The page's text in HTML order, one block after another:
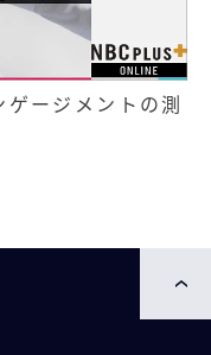
ゲージメントの測